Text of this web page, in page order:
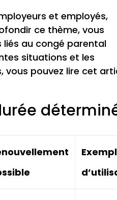
et employés,
ce thème, vous
au congé parental
situations et les
vous pouvez lire cet